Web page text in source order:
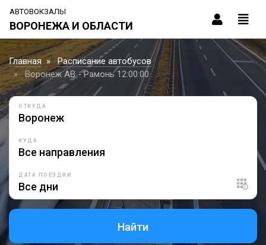
АВТОВОКЗАЛЫ
ВОРОНЕЖА И ОБЛАСТИ
Главная
Расписание автобусов
Воронеж АВ - Рамонь 12:00:00
ОТКУДА
КУДА
ДАТА ПОЕЗДКИ
Найти